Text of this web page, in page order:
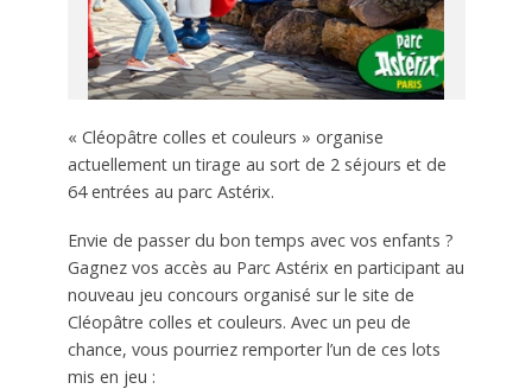
« Cléopâtre colles et couleurs » organise
actuellement un tirage au sort de 2 séjours et de
64 entrées au parc Astérix.
Envie de passer du bon temps avec vos enfants ?
Gagnez vos accès au Parc Astérix en participant au
nouveau jeu concours organisé sur le site de
Cléopâtre colles et couleurs. Avec un peu de
chance, vous pourriez remporter l’un de ces lots
mis en jeu :